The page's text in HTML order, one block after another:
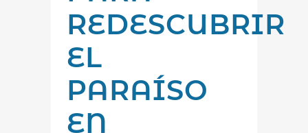
REDESCUBRIR
EL
PARAÍSO
EN